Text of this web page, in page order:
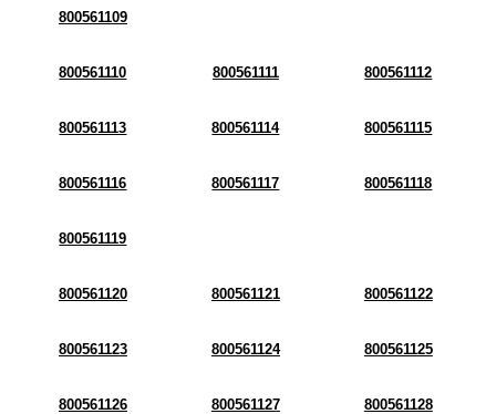
800561109
800561110 800561111 800561112
800561113 800561114 800561115
800561116 800561117 800561118
800561119
800561120 800561121 800561122
800561123 800561124 800561125
800561126 800561127 800561128